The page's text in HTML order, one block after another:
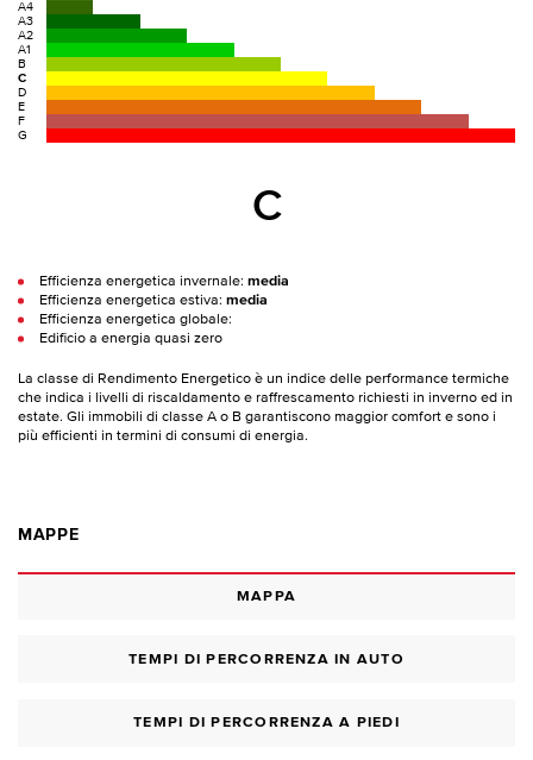
A4
A3
A2
A1
B
C
D
E
F
G
C
Efficienza energetica invernale: media
Efficienza energetica estiva: media
Efficienza energetica globale:
Edificio a energia quasi zero
La classe di Rendimento Energetico è un indice delle performance termiche
che indica i livelli di riscaldamento e raffrescamento richiesti in inverno ed in
estate. Gli immobili di classe A o B garantiscono maggior comfort e sono i
più efficienti in termini di consumi di energia.
MAPPE
MAPPA
TEMPI DI PERCORRENZA IN AUTO
TEMPI DI PERCORRENZA A PIEDI